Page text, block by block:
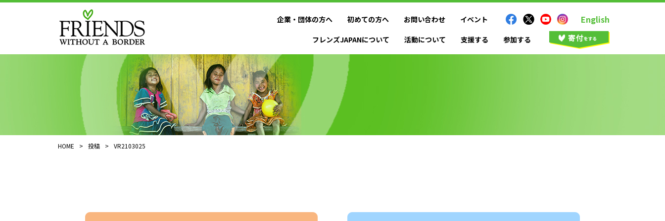
フレンズJAPANについて 活動について 支援する 参加する
企業・団体の方へ 初めての方へ お問い合わせ イベント English
HOME > 投稿 > VR2103025